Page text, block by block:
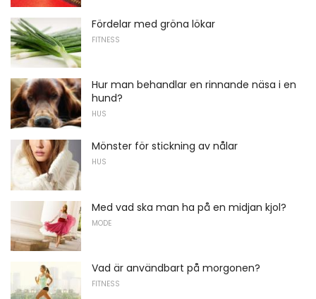
Fördelar med gröna lökar
FITNESS
Hur man behandlar en rinnande näsa i en
hund?
HUS
Mönster för stickning av nålar
HUS
Med vad ska man ha på en midjan kjol?
MODE
Vad är användbart på morgonen?
FITNESS